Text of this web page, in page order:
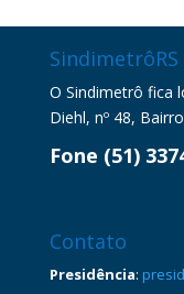
SindimetrôRS
O Sindimetrô fica
Diehl, nº 48,
Fone (51)
Contato
Presidência: